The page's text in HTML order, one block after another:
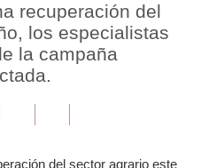
recuperación del
los especialistas
la campaña